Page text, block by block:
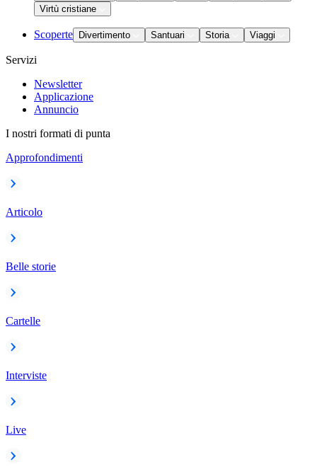
Virtù cristiane
Scoperte Divertimento Santuari Storia Viaggi
Servizi
Newsletter
Applicazione
Annuncio
I nostri formati di punta
Approfondimenti
Articolo
Belle storie
Cartelle
Interviste
Live